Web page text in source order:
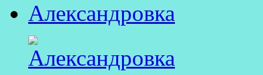
Александровка